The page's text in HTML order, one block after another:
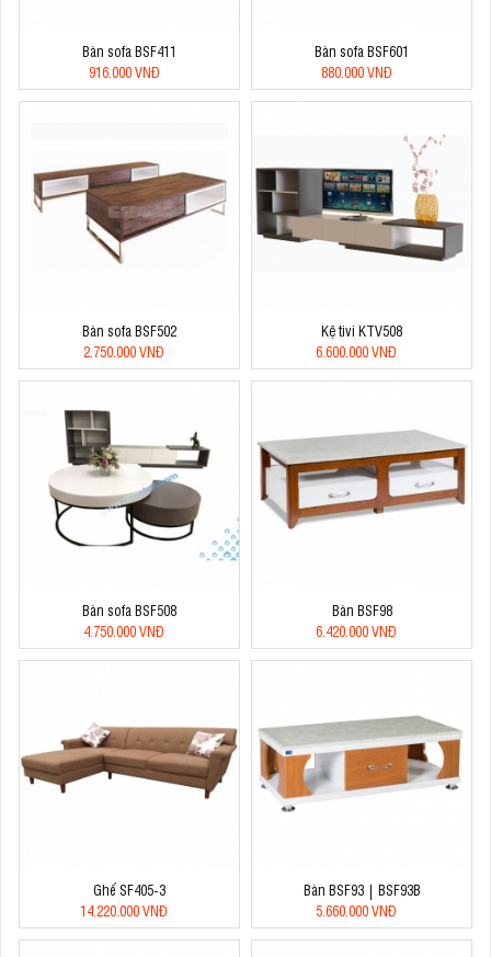
Bàn sofa BSF411
916.000 VNĐ
Bàn sofa BSF601
880.000 VNĐ
Bàn sofa BSF502
2.750.000 VNĐ
Kệ tivi KTV508
6.600.000 VNĐ
Bàn sofa BSF508
4.750.000 VNĐ
Bàn BSF98
6.420.000 VNĐ
Ghế SF405-3
14.220.000 VNĐ
Bàn BSF93 | BSF93B
5.660.000 VNĐ